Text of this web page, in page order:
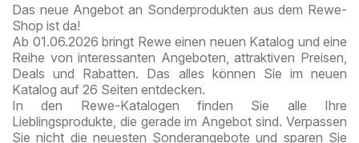
Das neue Angebot an Sonderprodukten aus dem Rewe-
Shop ist da!
Ab 01.06.2026 bringt Rewe einen neuen Katalog und eine
Reihe von interessanten Angeboten, attraktiven Preisen,
Deals und Rabatten. Das alles können Sie im neuen
Katalog auf 26 Seiten entdecken.
In den Rewe-Katalogen finden Sie alle Ihre
Lieblingsprodukte, die gerade im Angebot sind. Verpassen
Sie nicht die neuesten Sonderangebote und sparen Sie